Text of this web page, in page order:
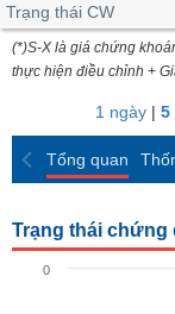
Tài
liệu
cổ
Top
cổ
phiếu
ngành
giao
dịch
giao
dịch
Bộ
lọc
cổ
So
sánh
Báo
cáo
Dịch
vụ
Trạng thái CW
(*)S-X là giá chứng
thực hiện điều chỉnh +
1 ngày| 5
Tổng quan
Trạng thái chứng
0
HÀNG
KINH